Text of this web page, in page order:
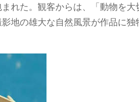
れた。観客からは、「動物を大
地の雄大な自然風景が作品に独